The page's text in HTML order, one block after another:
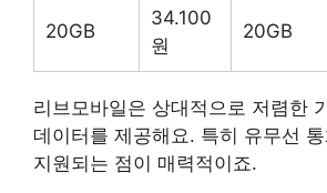
20GB
34.100
원
20GB
리브모바일은 상대적으로 저렴한
데이터를 제공해요. 특히 유무선
지원되는 점이 매력적이죠.